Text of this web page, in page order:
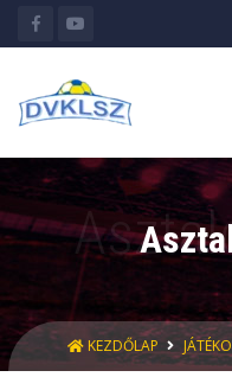
KEZDŐLAP